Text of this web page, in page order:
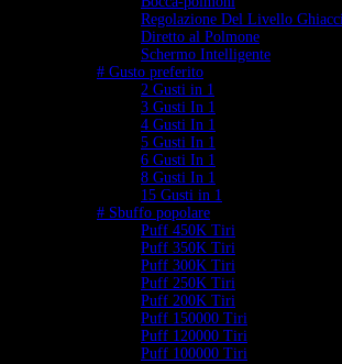
Regolazione Del Livello
Diretto al Polmone
Schermo Intelligente
# Gusto preferito
2 Gusti in 1
3 Gusti In 1
4 Gusti In 1
5 Gusti In 1
6 Gusti In 1
8 Gusti In 1
15 Gusti in 1
# Sbuffo popolare
Puff 450K Tiri
Puff 350K Tiri
Puff 300K Tiri
Puff 250K Tiri
Puff 200K Tiri
Puff 150000 Tiri
Puff 120000 Tiri
Puff 100000 Tiri